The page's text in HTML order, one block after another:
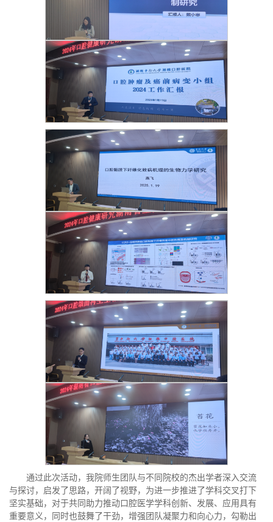
通过此次活动，我院师生团队与不同院校的杰出学者深入交流
与探讨，启发了思路，开阔了视野，为进一步推进了学科交叉打下
坚实基础，对于共同助力推动口腔医学学科创新、发展、应用具有
重要意义，同时也鼓舞了干劲，增强团队凝聚力和向心力，勾勒出